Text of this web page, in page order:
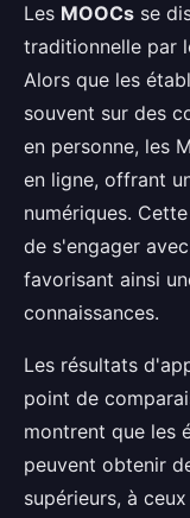
Les MOOCs se
traditionnelle par
Alors que les
souvent sur des
en personne, les
en ligne, offrant
numériques.
de s'engager
favorisant ainsi
connaissances.
Les résultats
point de
montrent que les
peuvent obtenir
supérieurs, à